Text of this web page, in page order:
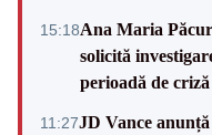
15:18Ana Maria
solicită
perioadă de criză
11:27JD Vance